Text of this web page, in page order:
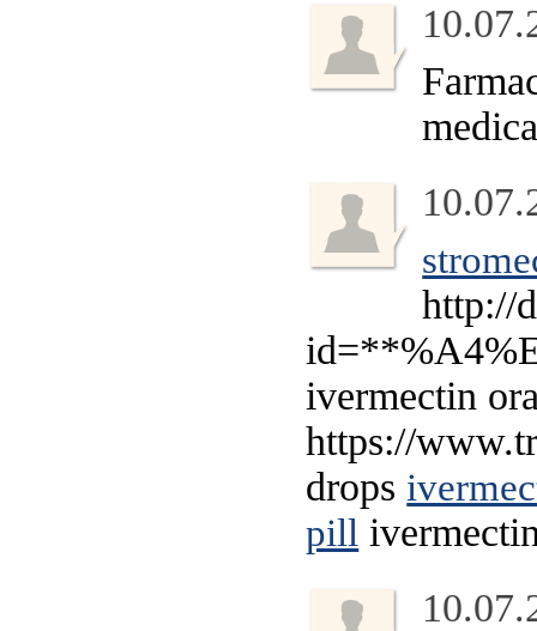
http://
ivermectin
https://
drops
pill